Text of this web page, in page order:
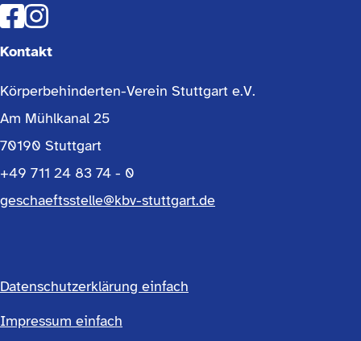
Kontakt
Körperbehinderten-Verein Stuttgart e.V.
Am Mühlkanal 25
70190 Stuttgart
+49 711 24 83 74 - 0
geschaeftsstelle@kbv-stuttgart.de
Footermenü
Datenschutzerklärung einfach
Impressum einfach